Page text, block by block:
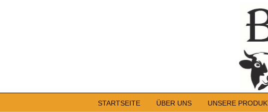
STARTSEITE ÜBER UNS UNSERE